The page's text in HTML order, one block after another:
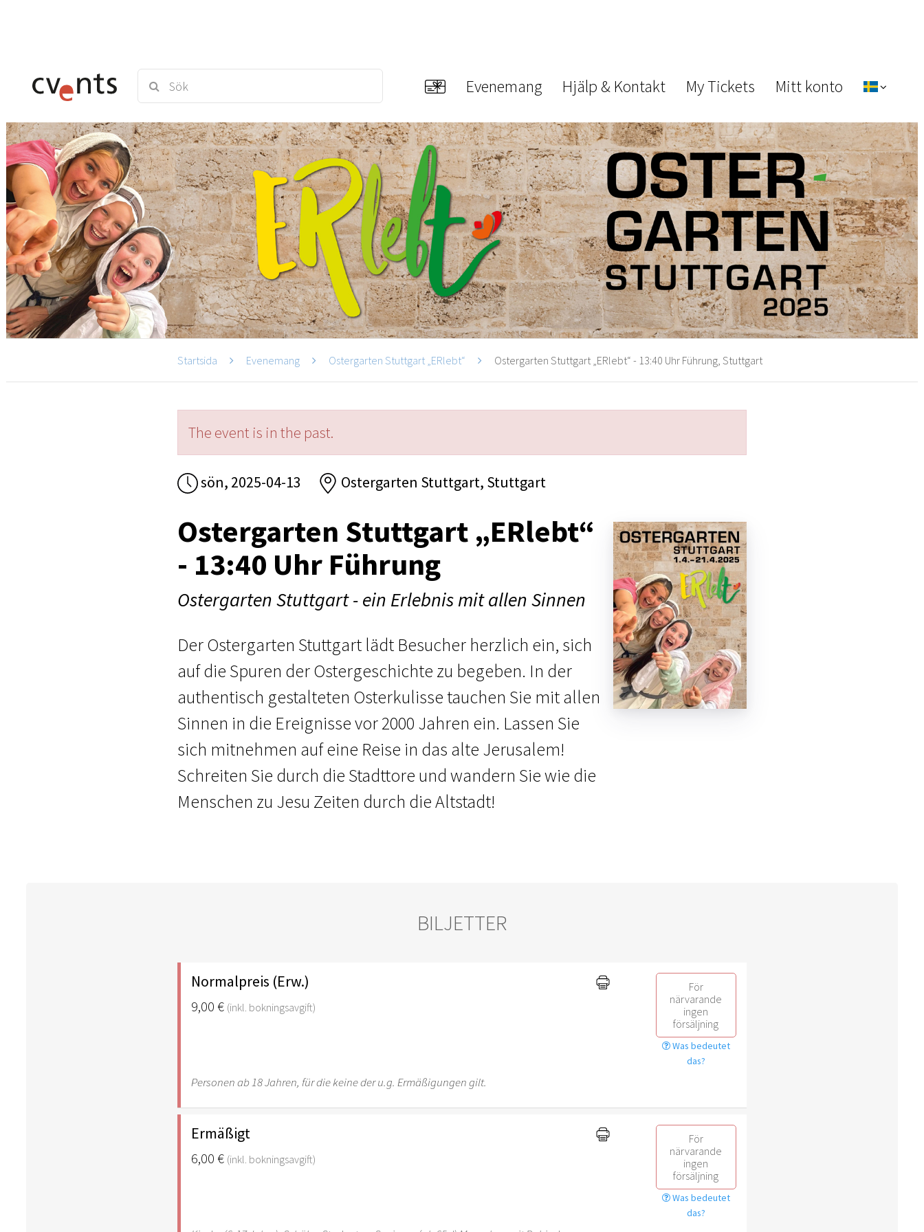
Evenemang Hjälp & Kontakt My Tickets Mitt konto
Startsida Evenemang Ostergarten Stuttgart „ERlebt“ Ostergarten Stuttgart „ERlebt“ - 13:40 Uhr Führung, Stuttgart
The event is in the past.
sön, 2025-04-13 Ostergarten Stuttgart, Stuttgart
Ostergarten Stuttgart „ERlebt“
- 13:40 Uhr Führung
Ostergarten Stuttgart - ein Erlebnis mit allen Sinnen
Der Ostergarten Stuttgart lädt Besucher herzlich ein, sich
auf die Spuren der Ostergeschichte zu begeben. In der
authentisch gestalteten Osterkulisse tauchen Sie mit allen
Sinnen in die Ereignisse vor 2000 Jahren ein. Lassen Sie
sich mitnehmen auf eine Reise in das alte Jerusalem!
Schreiten Sie durch die Stadttore und wandern Sie wie die
Menschen zu Jesu Zeiten durch die Altstadt!
BILJETTER
Normalpreis (Erw.)
9,00 € (inkl. bokningsavgift)
För
närvarande
ingen
försäljning
Was bedeutet
das?
Personen ab 18 Jahren, für die keine der u.g. Ermäßigungen gilt.
Ermäßigt
6,00 € (inkl. bokningsavgift)
För
närvarande
ingen
försäljning
Was bedeutet
das?